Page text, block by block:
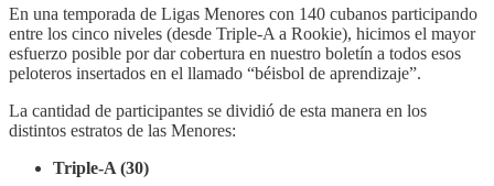
En una temporada de Ligas Menores con 140 cubanos participando
entre los cinco niveles (desde Triple-A a Rookie), hicimos el mayor
esfuerzo posible por dar cobertura en nuestro boletín a todos esos
peloteros insertados en el llamado “béisbol de aprendizaje”.
La cantidad de participantes se dividió de esta manera en los
distintos estratos de las Menores:
Triple-A (30)